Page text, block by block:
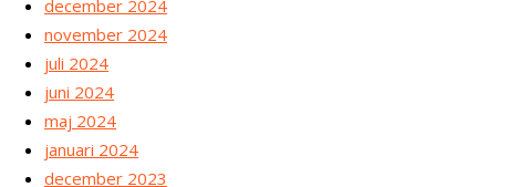
december 2024
november 2024
juli 2024
juni 2024
maj 2024
januari 2024
december 2023